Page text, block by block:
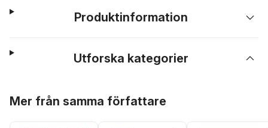
Produktinformation
Utforska kategorier
Mer från samma författare